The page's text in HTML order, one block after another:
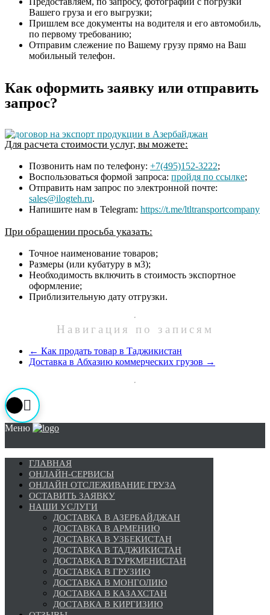
Вашего груза и его выгрузки;
Пришлем все документы на водителя и его автомобиль,
по первому требованию;
Отправим слежение по Вашему грузу прямо на Ваш
мобильный телефон.
Как оформить заявку или отправить
запрос?
Для расчета стоимости услуг, вы можете:
Позвонить нам по телефону: +7(495)152-3222;
Воспользоваться формой запроса: пройдя по ссылке;
Отправить нам запрос по электронной почте:
sales@ilogteh.ru.
Напишите нам в Telegram: https://t.me/ltltransportcompany
При обращении просьба указать:
Точное наименование товаров;
Размеры (или кубатуру в м3);
Необходимость включить в стоимость экспортное
оформление;
Приблизительную дату отгрузки.
Навигация по записям
← Как продать товар в Таджикистан
Доставка в Абхазию коммерческих грузов →
Меню
ГЛАВНАЯ
ОНЛАЙН-СЕРВИСЫ
ОНЛАЙН ОТСЛЕЖИВАНИЕ ГРУЗА
ОСТАВИТЬ ЗАЯВКУ
НАШИ УСЛУГИ
ДОСТАВКА В АЗЕРБАЙДЖАН
ДОСТАВКА В АРМЕНИЮ
ДОСТАВКА В УЗБЕКИСТАН
ДОСТАВКА В ТАДЖИКИСТАН
ДОСТАВКА В ТУРКМЕНИСТАН
ДОСТАВКА В ГРУЗИЮ
ДОСТАВКА В МОНГОЛИЮ
ДОСТАВКА В КАЗАХСТАН
ДОСТАВКА В КИРГИЗИЮ